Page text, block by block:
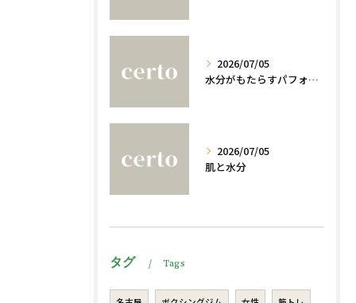
2026/07/05
水分がもたらすパフォーマンスへの影響
2026/07/05
肌と水分
タグ Tags